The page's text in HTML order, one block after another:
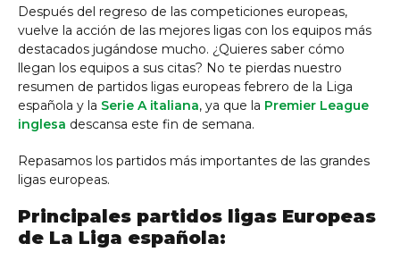
Después del regreso de las competiciones europeas,
vuelve la acción de las mejores ligas con los equipos más
destacados jugándose mucho. ¿Quieres saber cómo
llegan los equipos a sus citas? No te pierdas nuestro
resumen de partidos ligas europeas febrero de la Liga
española y la Serie A italiana, ya que la Premier League
inglesa descansa este fin de semana.
Repasamos los partidos más importantes de las grandes
ligas europeas.
Principales partidos ligas Europeas
de La Liga española: